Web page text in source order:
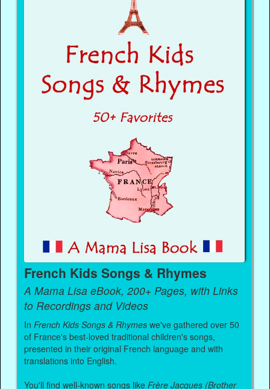
French Kids Songs & Rhymes
A Mama Lisa eBook, 200+ Pages, with Links
to Recordings and Videos
InFrench Kids Songs & Rhymes we've gathered over 50
of France's best-loved traditional children's songs,
presented in their original French language and with
translations into English.
You'll find well-known songs likeFrère Jacques (Brother